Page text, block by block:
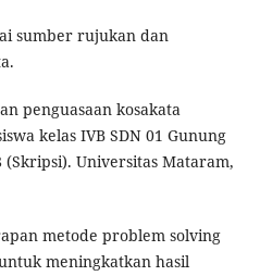
sumber rujukan dan
penguasaan kosakata
kelas IVB SDN 01 Gunung
Universitas Mataram,
metode problem solving
meningkatkan hasil